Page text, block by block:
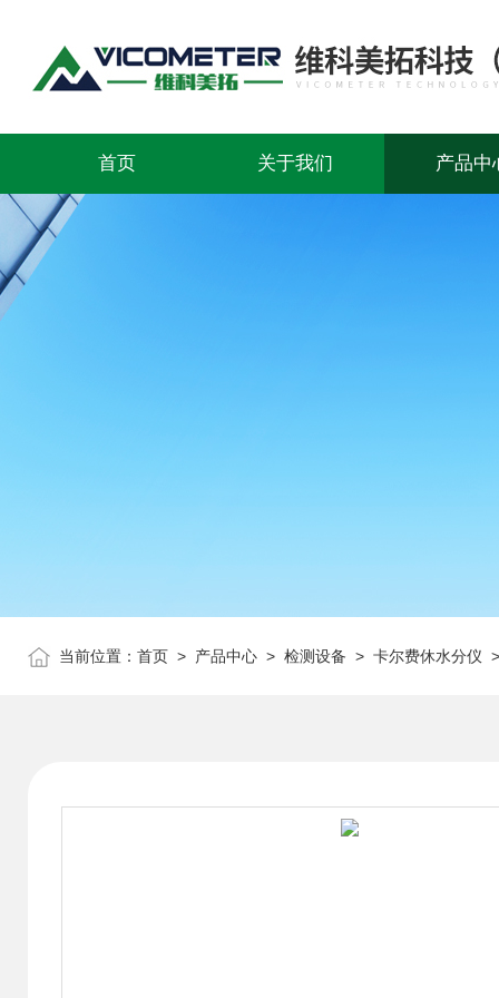
首页 关于我们 产品中
当前位置： 首页 > 产品中心 > 检测设备 > 卡尔费休水分仪